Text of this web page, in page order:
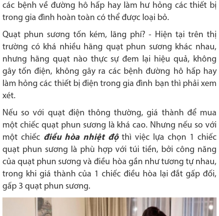
các bệnh về đường hô hấp hay làm hư hỏng các thiết bị
trong gia đình hoàn toàn có thể được loại bỏ.
Quạt phun sương tốn kém, lãng phí? - Hiện tại trên thị
trường có khá nhiều hãng quạt phun sương khác nhau,
nhưng hãng quạt nào thực sự đem lại hiệu quả, không
gây tốn điện, không gây ra các bệnh đường hô hấp hay
làm hỏng các thiết bị điện trong gia đình bạn thì phải xem
xét.
Nếu so với quạt điện thông thường, giá thành để mua
một chiếc quạt phun sương là khá cao. Nhưng nếu so với
một chiếc điều hòa nhiệt độ thì việc lựa chọn 1 chiếc
quạt phun sương là phù hợp với túi tiền, bởi công năng
của quạt phun sương và điều hòa gần như tương tự nhau,
trong khi giá thành của 1 chiếc điều hòa lại đắt gấp đối,
gấp 3 quạt phun sương.